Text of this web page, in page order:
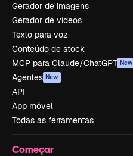
Gerador de imagens
Gerador de vídeos
Texto para voz
Conteúdo de stock
MCP para Claude/ChatGPT New
Agentes New
API
App móvel
Todas as ferramentas
Começar